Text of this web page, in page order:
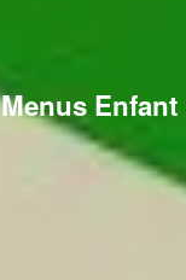
Menus Enfant